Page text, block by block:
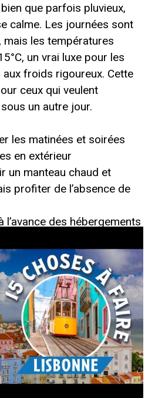
bien que parfois pluvieux,
calme. Les journées sont
les températures
un vrai luxe pour les
froids rigoureux. Cette
ceux qui veulent
un autre jour.
les matinées et soirées
en extérieur
un manteau chaud et
profiter de l’absence de
l’avance des hébergements
offres de vols avec des
comme Transavia,
Air France
son
en